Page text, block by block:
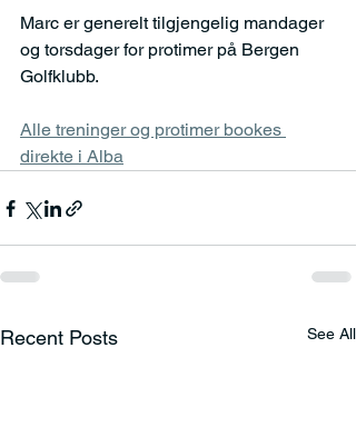
Marc er generelt tilgjengelig mandager
og torsdager for protimer på Bergen
Golfklubb.
Alle treninger og protimer bookes
direkte i Alba
Recent Posts See All